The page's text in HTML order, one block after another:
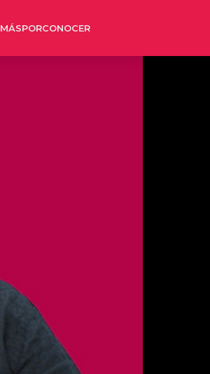
MÁSPORCONOCER